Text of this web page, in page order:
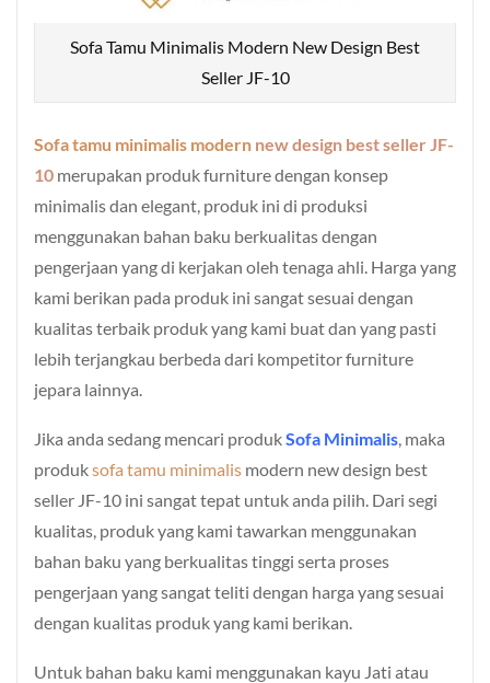
Sofa Tamu Minimalis Modern New Design Best
Seller JF-10
Sofa tamu minimalis modern new design best seller JF-
10 merupakan produk furniture dengan konsep
minimalis dan elegant, produk ini di produksi
menggunakan bahan baku berkualitas dengan
pengerjaan yang di kerjakan oleh tenaga ahli. Harga yang
kami berikan pada produk ini sangat sesuai dengan
kualitas terbaik produk yang kami buat dan yang pasti
lebih terjangkau berbeda dari kompetitor furniture
jepara lainnya.
Jika anda sedang mencari produkSofa Minimalis , maka
produksofa tamu minimalis modern new design best
seller JF-10 ini sangat tepat untuk anda pilih. Dari segi
kualitas, produk yang kami tawarkan menggunakan
bahan baku yang berkualitas tinggi serta proses
pengerjaan yang sangat teliti dengan harga yang sesuai
dengan kualitas produk yang kami berikan.
Untuk bahan baku kami menggunakan kayu Jati atau